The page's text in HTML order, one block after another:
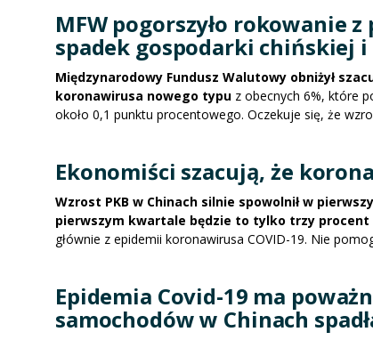
MFW pogorszyło rokowanie
spadek gospodarki chińskiej
Międzynarodowy Fundusz Walutowy obniżył
koronawirusa nowego typu z obecnych 6%, które
około 0,1 punktu procentowego. Oczekuje się, że
Ekonomiści szacują, że
Wzrost PKB w Chinach silnie spowolnił w
pierwszym kwartale będzie to tylko trzy procent
głównie z epidemii koronawirusa COVID-19. Nie
Epidemia Covid-19 ma
samochodów w Chinach